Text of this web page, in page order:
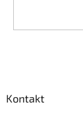
Kontakt